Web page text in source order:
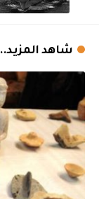
شاهد المزيد..